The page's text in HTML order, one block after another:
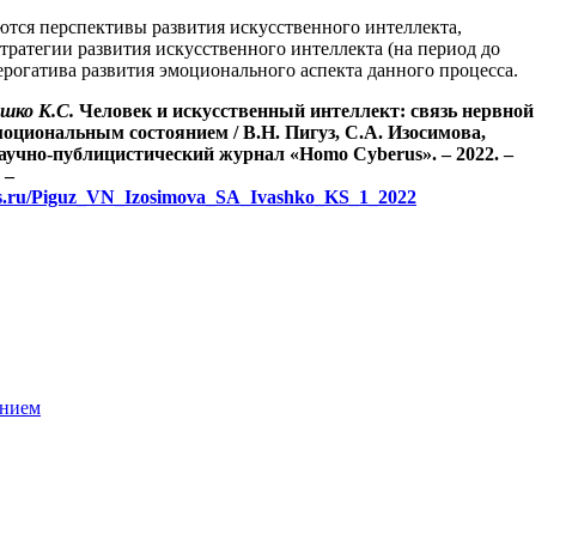
перспективы развития искусственного интеллекта,
развития искусственного интеллекта (на период до
развития эмоционального аспекта данного процесса.
К.С. Человек и искусственный интеллект: связь нервной
состоянием /В.Н. Пигуз, С.А. Изосимова,
публицистический журнал «Homo Cyberus». – 2022. –
–
Piguz_VN_Izosimova_SA_Ivashko_KS_1_2022